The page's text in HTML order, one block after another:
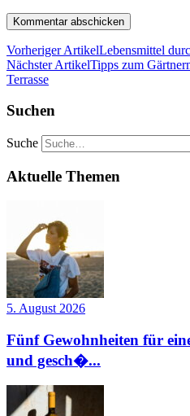
Vorheriger ArtikelLebensmittel
Nächster ArtikelTipps zum
Terrasse
Suchen
Suche
Aktuelle Themen
5. August 2026
Fünf Gewohnheiten für
und gesch�...